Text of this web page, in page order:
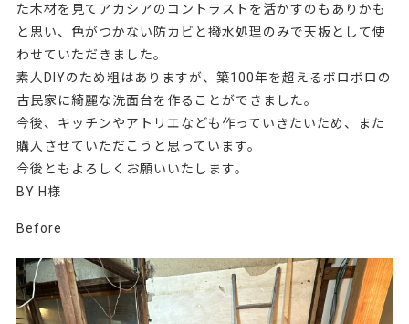
た木材を見てアカシアのコントラストを活かすのもありかも
と思い、色がつかない防カビと撥水処理のみで天板として使
わせていただきました。
素人DIYのため粗はありますが、築100年を超えるボロボロの
古民家に綺麗な洗面台を作ることができました。
今後、キッチンやアトリエなども作っていきたいため、また
購入させていただこうと思っています。
今後ともよろしくお願いいたします。
BY H様
Before